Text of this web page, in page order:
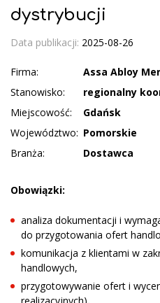
dystrybucji
Data publikacji: 2025-08-26
Firma:
Assa Abloy
Stanowisko:
regionalny
Miejscowość:
Gdańsk
Województwo: Pomorskie
Branża:
Dostawca
Obowiązki:
analiza dokumentacji i
do przygotowania ofert
komunikacja z klientami w
handlowych,
przygotowywanie ofert i